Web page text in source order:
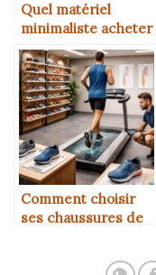
Quel matériel
minimaliste acheter
pour s’entraîner
efficacement chez
soi
Comment choisir
ses chaussures de